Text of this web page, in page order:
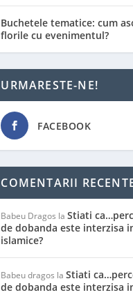
Buchetele tematice: cum
florile cu evenimentul?
URMARESTE-NE!
FACEBOOK
COMENTARII
Babeu Dragos laStiati
de dobanda este interzisa
islamice?
Babeu dragos laStiati
de dobanda este interzisa